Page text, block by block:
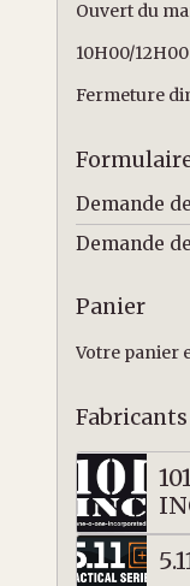
Ouvert du
10H00/
Fermeture
Demande
Demande
Panier
Votre panier
Fabricants
101